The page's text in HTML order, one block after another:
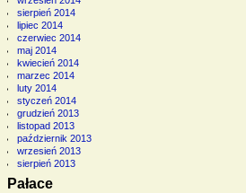
sierpień 2014
lipiec 2014
czerwiec 2014
maj 2014
kwiecień 2014
marzec 2014
luty 2014
styczeń 2014
grudzień 2013
listopad 2013
październik 2013
wrzesień 2013
sierpień 2013
Pałace